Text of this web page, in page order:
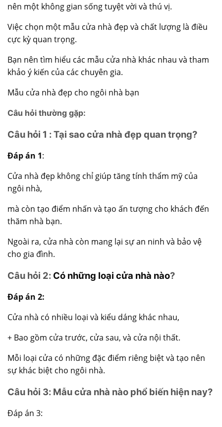
nên một không gian sống tuyệt vời và thú vị.
Việc chọn một mẫu cửa nhà đẹp và chất lượng là điều
cực kỳ quan trọng.
Bạn nên tìm hiểu các mẫu cửa nhà khác nhau và tham
khảo ý kiến của các chuyên gia.
Mẫu cửa nhà đẹp cho ngôi nhà bạn
Câu hỏi thường gặp:
Câu hỏi 1 : Tại sao cửa nhà đẹp quan trọng?
Đáp án 1:
Cửa nhà đẹp không chỉ giúp tăng tính thẩm mỹ của
ngôi nhà,
mà còn tạo điểm nhấn và tạo ấn tượng cho khách đến
thăm nhà bạn.
Ngoài ra, cửa nhà còn mang lại sự an ninh và bảo vệ
cho gia đình.
Câu hỏi 2: Có những loại cửa nhà nào?
Đáp án 2:
Cửa nhà có nhiều loại và kiểu dáng khác nhau,
+ Bao gồm cửa trước, cửa sau, và cửa nội thất.
Mỗi loại cửa có những đặc điểm riêng biệt và tạo nên
sự khác biệt cho ngôi nhà.
Câu hỏi 3: Mẫu cửa nhà nào phổ biến hiện nay?
Đáp án 3: